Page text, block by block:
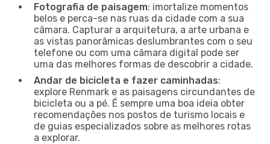
Fotografia de paisagem: imortalize momentos
belos e perca-se nas ruas da cidade com a sua
câmara. Capturar a arquitetura, a arte urbana e
as vistas panorâmicas deslumbrantes com o seu
telefone ou com uma câmara digital pode ser
uma das melhores formas de descobrir a cidade.
Andar de bicicleta e fazer caminhadas:
explore Renmark e as paisagens circundantes de
bicicleta ou a pé. É sempre uma boa ideia obter
recomendações nos postos de turismo locais e
de guias especializados sobre as melhores rotas
a explorar.